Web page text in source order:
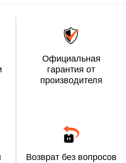
Официальная
гарантия от
производителя
Возврат без вопросов